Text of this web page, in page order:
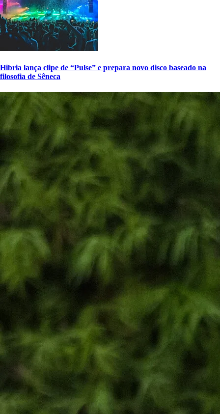
Hibria lança clipe de “Pulse” e prepara novo disco baseado na
filosofia de Sêneca